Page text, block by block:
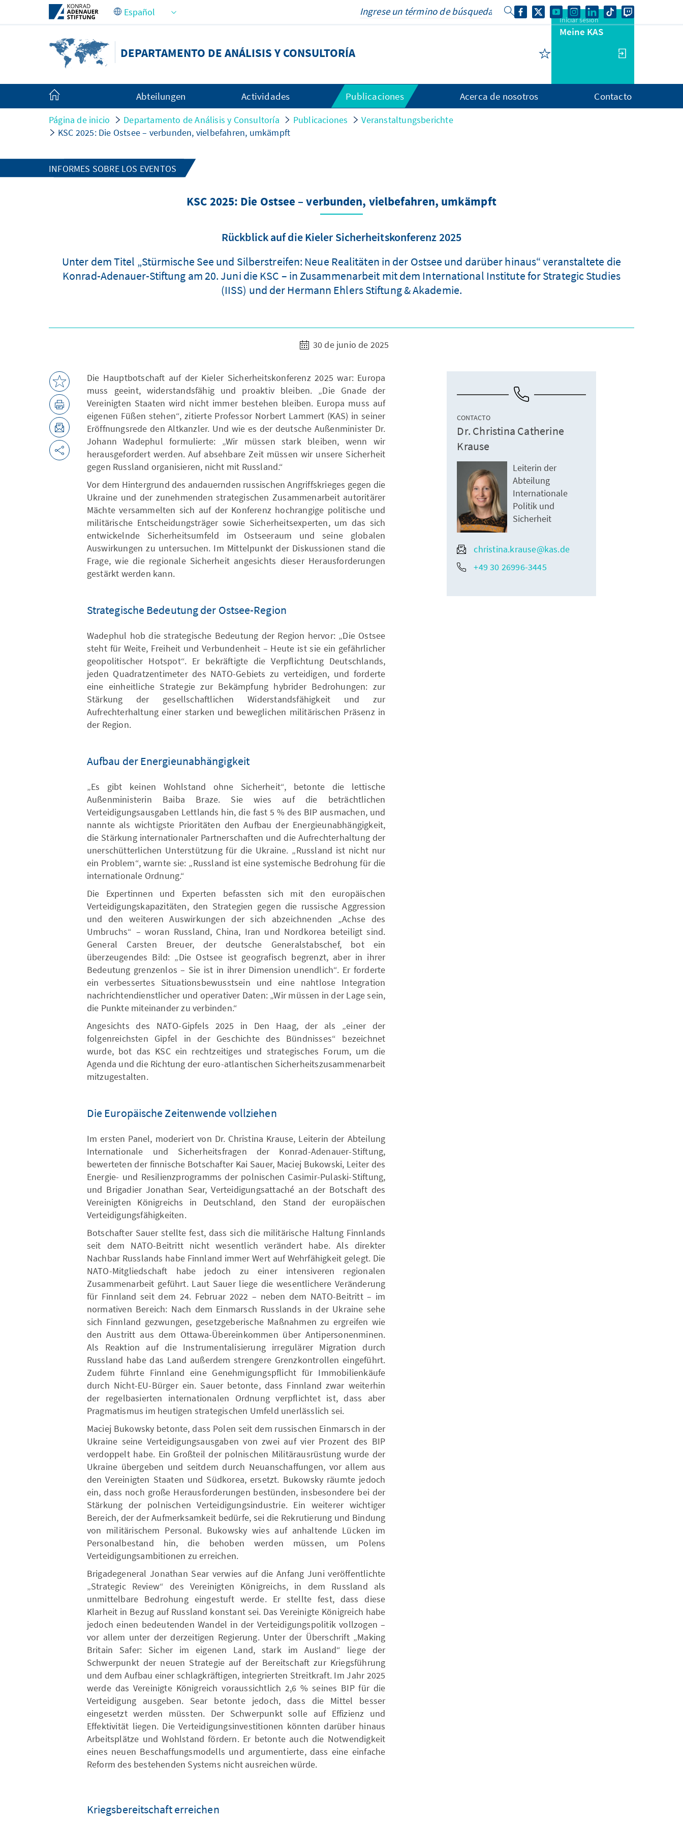
Saltar al contenido principal
DEPARTAMENTO DE ANÁLISIS Y CONSULTORÍA
Iniciar sesión
Meine KAS
Abteilungen Actividades Publicaciones Acerca de nosotros Contacto
Página de inicio Departamento de Análisis y Consultoría Publicaciones
Veranstaltungsberichte
KSC 2025: Die Ostsee – verbunden, vielbefahren, umkämpft
INFORMES SOBRE LOS EVENTOS
KSC 2025: Die Ostsee – verbunden, vielbefahren, umkämpft
Rückblick auf die Kieler Sicherheitskonferenz 2025
Unter dem Titel „Stürmische See und Silberstreifen: Neue Realitäten in der Ostsee und darüber hinaus“ veranstaltete die
Konrad-Adenauer-Stiftung am 20. Juni die KSC – in Zusammenarbeit mit dem International Institute for Strategic Studies
(IISS) und der Hermann Ehlers Stiftung & Akademie.
30 de junio de 2025
Die Hauptbotschaft auf der Kieler Sicherheitskonferenz 2025 war: Europa
muss geeint, widerstandsfähig und proaktiv bleiben. „Die Gnade der
Vereinigten Staaten wird nicht immer bestehen bleiben. Europa muss auf
eigenen Füßen stehen“, zitierte Professor Norbert Lammert (KAS) in seiner
Eröffnungsrede den Altkanzler. Und wie es der deutsche Außenminister Dr.
Johann Wadephul formulierte: „Wir müssen stark bleiben, wenn wir
herausgefordert werden. Auf absehbare Zeit müssen wir unsere Sicherheit
gegen Russland organisieren, nicht mit Russland.“
Vor dem Hintergrund des andauernden russischen Angriffskrieges gegen die
Ukraine und der zunehmenden strategischen Zusammenarbeit autoritärer
Mächte versammelten sich auf der Konferenz hochrangige politische und
militärische Entscheidungsträger sowie Sicherheitsexperten, um das sich
entwickelnde Sicherheitsumfeld im Ostseeraum und seine globalen
Auswirkungen zu untersuchen. Im Mittelpunkt der Diskussionen stand die
Frage, wie die regionale Sicherheit angesichts dieser Herausforderungen
gestärkt werden kann.
Strategische Bedeutung der Ostsee-Region
Wadephul hob die strategische Bedeutung der Region hervor: „Die Ostsee
steht für Weite, Freiheit und Verbundenheit – Heute ist sie ein gefährlicher
geopolitischer Hotspot“. Er bekräftigte die Verpflichtung Deutschlands,
jeden Quadratzentimeter des NATO-Gebiets zu verteidigen, und forderte
eine einheitliche Strategie zur Bekämpfung hybrider Bedrohungen: zur
Stärkung der gesellschaftlichen Widerstandsfähigkeit und zur
Aufrechterhaltung einer starken und beweglichen militärischen Präsenz in
der Region.
Aufbau der Energieunabhängigkeit
„Es gibt keinen Wohlstand ohne Sicherheit“, betonte die lettische
Außenministerin Baiba Braze. Sie wies auf die beträchtlichen
Verteidigungsausgaben Lettlands hin, die fast 5 % des BIP ausmachen, und
nannte als wichtigste Prioritäten den Aufbau der Energieunabhängigkeit,
die Stärkung internationaler Partnerschaften und die Aufrechterhaltung der
unerschütterlichen Unterstützung für die Ukraine. „Russland ist nicht nur
ein Problem“, warnte sie: „Russland ist eine systemische Bedrohung für die
internationale Ordnung.“
Die Expertinnen und Experten befassten sich mit den europäischen
Verteidigungskapazitäten, den Strategien gegen die russische Aggression
und den weiteren Auswirkungen der sich abzeichnenden „Achse des
Umbruchs“ – woran Russland, China, Iran und Nordkorea beteiligt sind.
General Carsten Breuer, der deutsche Generalstabschef, bot ein
überzeugendes Bild: „Die Ostsee ist geografisch begrenzt, aber in ihrer
Bedeutung grenzenlos – Sie ist in ihrer Dimension unendlich“. Er forderte
ein verbessertes Situationsbewusstsein und eine nahtlose Integration
nachrichtendienstlicher und operativer Daten: „Wir müssen in der Lage sein,
die Punkte miteinander zu verbinden.“
Angesichts des NATO-Gipfels 2025 in Den Haag, der als „einer der
folgenreichsten Gipfel in der Geschichte des Bündnisses“ bezeichnet
wurde, bot das KSC ein rechtzeitiges und strategisches Forum, um die
Agenda und die Richtung der euro-atlantischen Sicherheitszusammenarbeit
mitzugestalten.
Die Europäische Zeitenwende vollziehen
Im ersten Panel, moderiert von Dr. Christina Krause, Leiterin der Abteilung
Internationale und Sicherheitsfragen der Konrad-Adenauer-Stiftung,
bewerteten der finnische Botschafter Kai Sauer, Maciej Bukowski, Leiter des
Energie- und Resilienzprogramms der polnischen Casimir-Pulaski-Stiftung,
und Brigadier Jonathan Sear, Verteidigungsattaché an der Botschaft des
Vereinigten Königreichs in Deutschland, den Stand der europäischen
Verteidigungsfähigkeiten.
Botschafter Sauer stellte fest, dass sich die militärische Haltung Finnlands
seit dem NATO-Beitritt nicht wesentlich verändert habe. Als direkter
Nachbar Russlands habe Finnland immer Wert auf Wehrfähigkeit gelegt. Die
NATO-Mitgliedschaft habe jedoch zu einer intensiveren regionalen
Zusammenarbeit geführt. Laut Sauer liege die wesentlichere Veränderung
für Finnland seit dem 24. Februar 2022 – neben dem NATO-Beitritt – im
normativen Bereich: Nach dem Einmarsch Russlands in der Ukraine sehe
sich Finnland gezwungen, gesetzgeberische Maßnahmen zu ergreifen wie
den Austritt aus dem Ottawa-Übereinkommen über Antipersonenminen.
Als Reaktion auf die Instrumentalisierung irregulärer Migration durch
Russland habe das Land außerdem strengere Grenzkontrollen eingeführt.
Zudem führte Finnland eine Genehmigungspflicht für Immobilienkäufe
durch Nicht-EU-Bürger ein. Sauer betonte, dass Finnland zwar weiterhin
der regelbasierten internationalen Ordnung verpflichtet ist, dass aber
Pragmatismus im heutigen strategischen Umfeld unerlässlich sei.
Maciej Bukowsky betonte, dass Polen seit dem russischen Einmarsch in der
Ukraine seine Verteidigungsausgaben von zwei auf vier Prozent des BIP
verdoppelt habe. Ein Großteil der polnischen Militärausrüstung wurde der
Ukraine übergeben und seitdem durch Neuanschaffungen, vor allem aus
den Vereinigten Staaten und Südkorea, ersetzt. Bukowsky räumte jedoch
ein, dass noch große Herausforderungen bestünden, insbesondere bei der
Stärkung der polnischen Verteidigungsindustrie. Ein weiterer wichtiger
Bereich, der der Aufmerksamkeit bedürfe, sei die Rekrutierung und Bindung
von militärischem Personal. Bukowsky wies auf anhaltende Lücken im
Personalbestand hin, die behoben werden müssen, um Polens
Verteidigungsambitionen zu erreichen.
Brigadegeneral Jonathan Sear verwies auf die Anfang Juni veröffentlichte
„Strategic Review“ des Vereinigten Königreichs, in dem Russland als
unmittelbare Bedrohung eingestuft werde. Er stellte fest, dass diese
Klarheit in Bezug auf Russland konstant sei. Das Vereinigte Königreich habe
jedoch einen bedeutenden Wandel in der Verteidigungspolitik vollzogen –
vor allem unter der derzeitigen Regierung. Unter der Überschrift „Making
Britain Safer: Sicher im eigenen Land, stark im Ausland“ liege der
Schwerpunkt der neuen Strategie auf der Bereitschaft zur Kriegsführung
und dem Aufbau einer schlagkräftigen, integrierten Streitkraft. Im Jahr 2025
werde das Vereinigte Königreich voraussichtlich 2,6 % seines BIP für die
Verteidigung ausgeben. Sear betonte jedoch, dass die Mittel besser
eingesetzt werden müssten. Der Schwerpunkt solle auf Effizienz und
Effektivität liegen. Die Verteidigungsinvestitionen könnten darüber hinaus
Arbeitsplätze und Wohlstand fördern. Er betonte auch die Notwendigkeit
eines neuen Beschaffungsmodells und argumentierte, dass eine einfache
Reform des bestehenden Systems nicht ausreichen würde.
Kriegsbereitschaft erreichen
CONTACTO
Dr. Christina Catherine
Krause
Leiterin der
Abteilung
Internationale
Politik und
Sicherheit
christina.krause@kas.de
+49 30 26996-3445